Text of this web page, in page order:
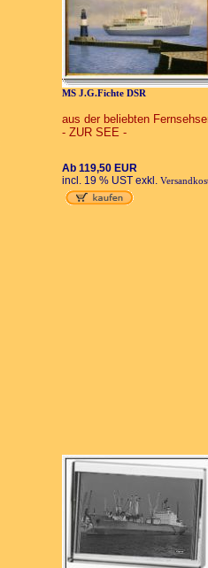
MS J.G.Fichte DSR
aus der beliebten
- ZUR SEE -
Ab 119,50 EUR
incl. 19 % UST exkl.